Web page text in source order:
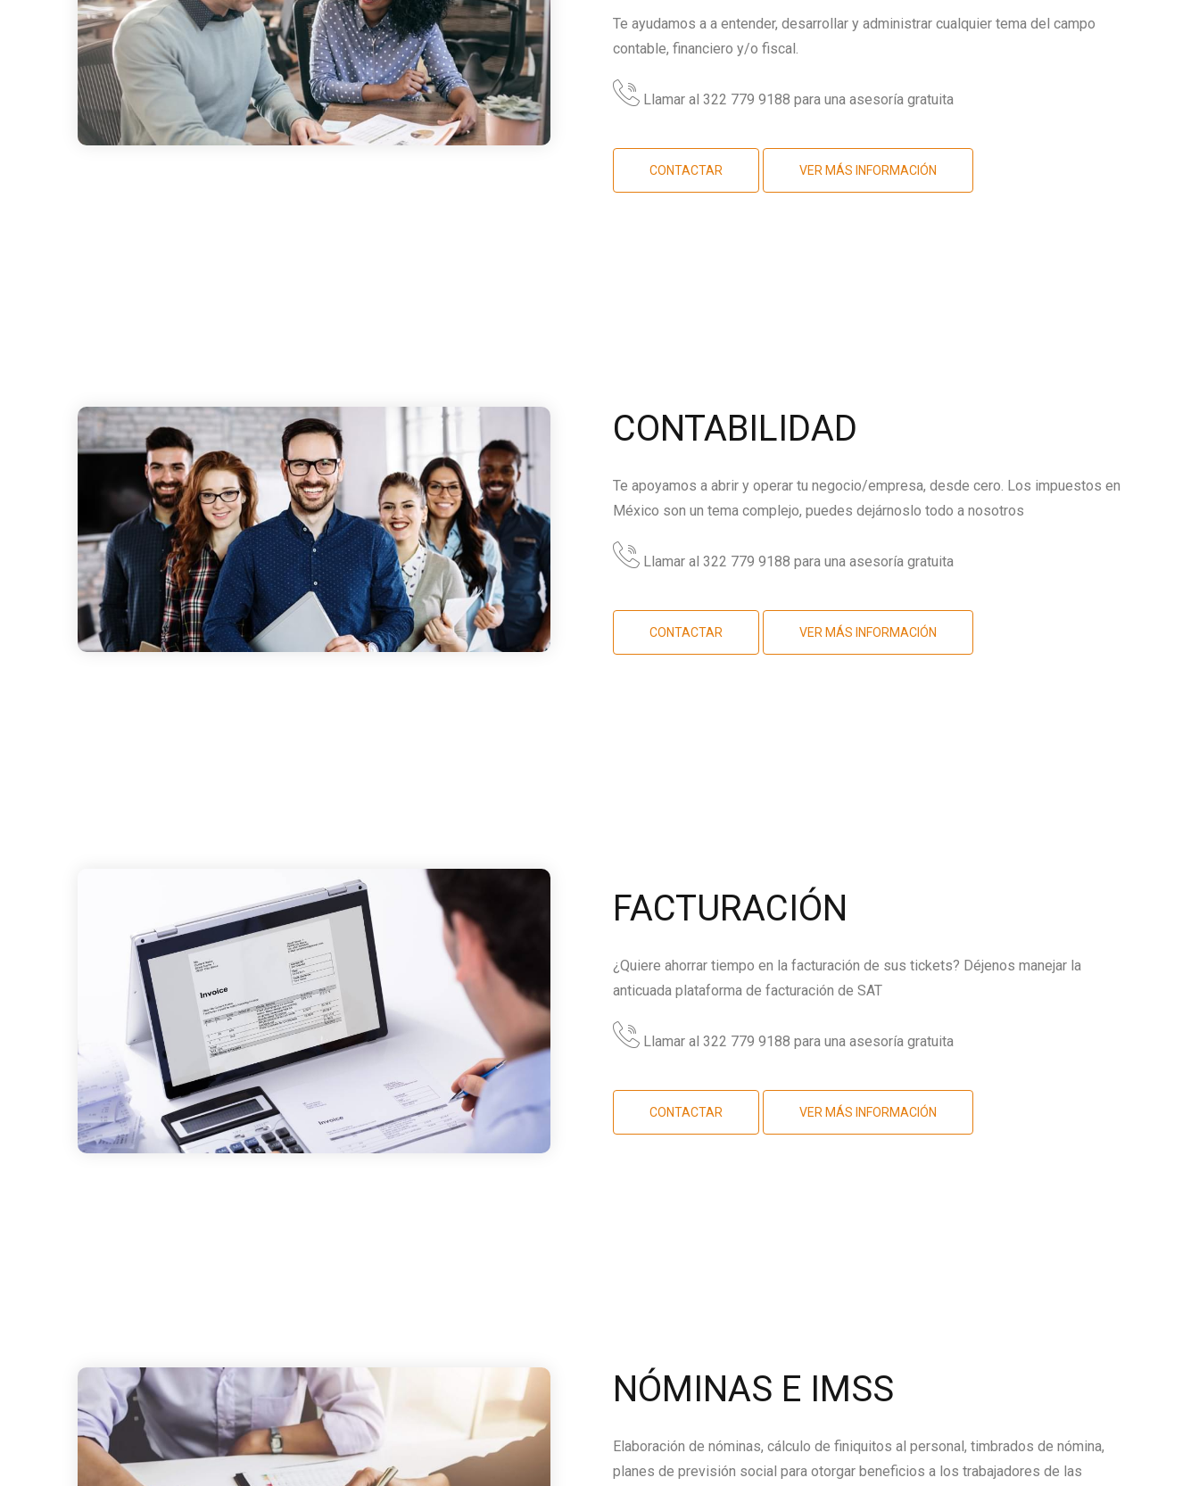
Te ayudamos a a entender, desarrollar y administrar cualquier tema del campo
contable, financiero y/o fiscal.
Llamar al 322 779 9188 para una asesoría gratuita
CONTACTAR VER MÁS INFORMACIÓN
CONTABILIDAD
Te apoyamos a abrir y operar tu negocio/empresa, desde cero. Los impuestos en
México son un tema complejo, puedes dejárnoslo todo a nosotros
Llamar al 322 779 9188 para una asesoría gratuita
CONTACTAR VER MÁS INFORMACIÓN
FACTURACIÓN
¿Quiere ahorrar tiempo en la facturación de sus tickets? Déjenos manejar la
anticuada plataforma de facturación de SAT
Llamar al 322 779 9188 para una asesoría gratuita
CONTACTAR VER MÁS INFORMACIÓN
NÓMINAS E IMSS
Elaboración de nóminas, cálculo de finiquitos al personal, timbrados de nómina,
planes de previsión social para otorgar beneficios a los trabajadores de las